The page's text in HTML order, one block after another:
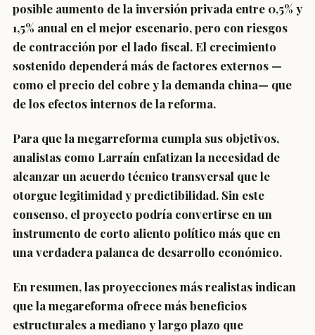
posible aumento de la inversión privada entre 0,5% y
1,5% anual en el mejor escenario, pero con riesgos
de contracción por el lado fiscal. El crecimiento
sostenido dependerá más de factores externos —
como el precio del cobre y la demanda china— que
de los efectos internos de la reforma.
Para que la megarreforma cumpla sus objetivos,
analistas como Larraín enfatizan la necesidad de
alcanzar un acuerdo técnico transversal que le
otorgue legitimidad y predictibilidad. Sin este
consenso, el proyecto podría convertirse en un
instrumento de corto aliento político más que en
una verdadera palanca de desarrollo económico.
En resumen, las proyecciones más realistas indican
que la megareforma ofrece más beneficios
estructurales a mediano y largo plazo que